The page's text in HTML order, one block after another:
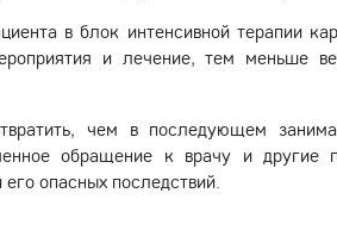
в блок интенсивной терапии
и лечение, тем меньше
чем в последующем
обращение к врачу и другие
опасных последствий.